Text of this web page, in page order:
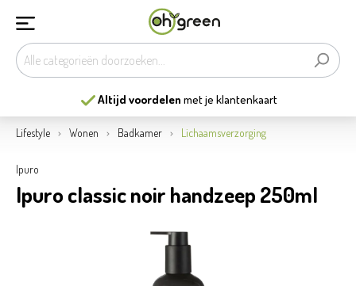
Altijd voordelen met je klantenkaart
Lifestyle Wonen Badkamer Lichaamsverzorging
Ipuro
Ipuro classic noir handzeep 250ml